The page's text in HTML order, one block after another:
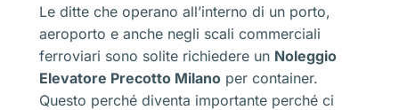
Le ditte che operano all’interno di un porto,
aeroporto e anche negli scali commerciali
ferroviari sono solite richiedere un Noleggio
Elevatore Precotto Milano per container.
Questo perché diventa importante perché ci